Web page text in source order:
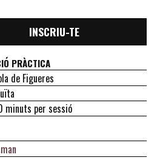
INSCRIU-TE
PRÀCTICA
de Figueres
minuts per sessió